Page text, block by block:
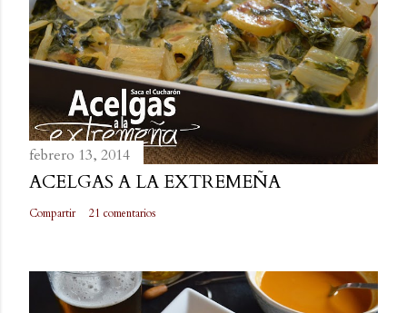
febrero 13, 2014
ACELGAS A LA EXTREMEÑA
Compartir 21 comentarios